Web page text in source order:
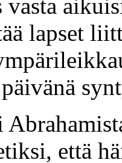
vasta
lapset
että